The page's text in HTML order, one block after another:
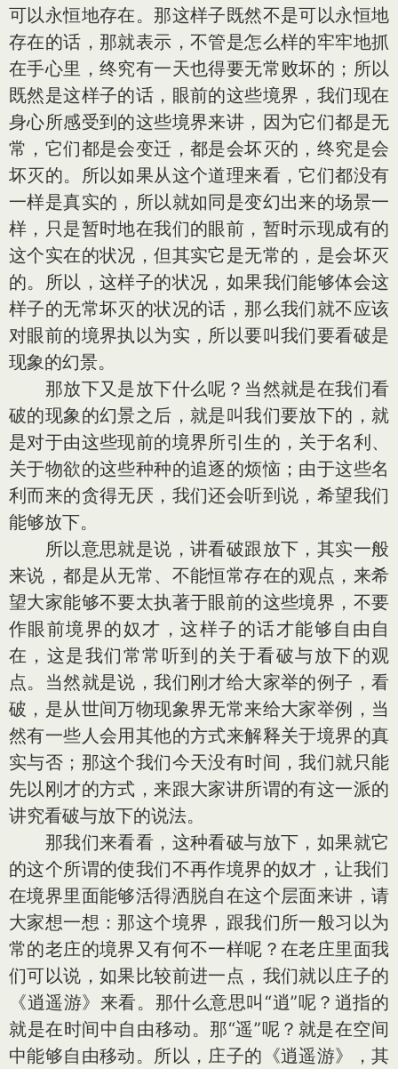
可以永恒地存在。那这样子既然不是可以永恒地
存在的话，那就表示，不管是怎么样的牢牢地抓
在手心里，终究有一天也得要无常败坏的；所以
既然是这样子的话，眼前的这些境界，我们现在
身心所感受到的这些境界来讲，因为它们都是无
常，它们都是会变迁，都是会坏灭的，终究是会
坏灭的。所以如果从这个道理来看，它们都没有
一样是真实的，所以就如同是变幻出来的场景一
样，只是暂时地在我们的眼前，暂时示现成有的
这个实在的状况，但其实它是无常的，是会坏灭
的。所以，这样子的状况，如果我们能够体会这
样子的无常坏灭的状况的话，那么我们就不应该
对眼前的境界执以为实，所以要叫我们要看破是
现象的幻景。
那放下又是放下什么呢？当然就是在我们看
破的现象的幻景之后，就是叫我们要放下的，就
是对于由这些现前的境界所引生的，关于名利、
关于物欲的这些种种的追逐的烦恼；由于这些名
利而来的贪得无厌，我们还会听到说，希望我们
能够放下。
所以意思就是说，讲看破跟放下，其实一般
来说，都是从无常、不能恒常存在的观点，来希
望大家能够不要太执著于眼前的这些境界，不要
作眼前境界的奴才，这样子的话才能够自由自
在，这是我们常常听到的关于看破与放下的观
点。当然就是说，我们刚才给大家举的例子，看
破，是从世间万物现象界无常来给大家举例，当
然有一些人会用其他的方式来解释关于境界的真
实与否；那这个我们今天没有时间，我们就只能
先以刚才的方式，来跟大家讲所谓的有这一派的
讲究看破与放下的说法。
那我们来看看，这种看破与放下，如果就它
的这个所谓的使我们不再作境界的奴才，让我们
在境界里面能够活得洒脱自在这个层面来讲，请
大家想一想：那这个境界，跟我们所一般习以为
常的老庄的境界又有何不一样呢？在老庄里面我
们可以说，如果比较前进一点，我们就以庄子的
《逍遥游》来看。那什么意思叫“逍”呢？逍指的
就是在时间中自由移动。那“遥”呢？就是在空间
中能够自由移动。所以，庄子的《逍遥游》，其